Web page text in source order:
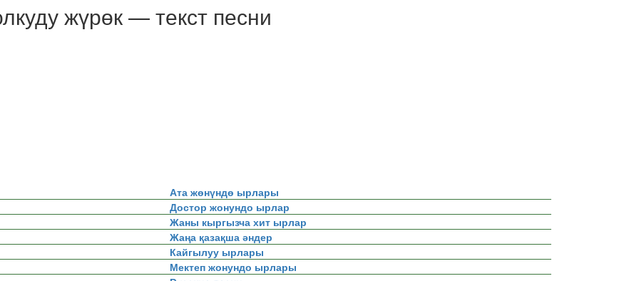
жүрөк — текст песни
Ата жөнүндө ырлары
Достор жонундо ырлар
Жаны кыргызча хит ырлар
Жаңа қазақша әндер
Кайгылуу ырлары
Мектеп жонундо ырлары